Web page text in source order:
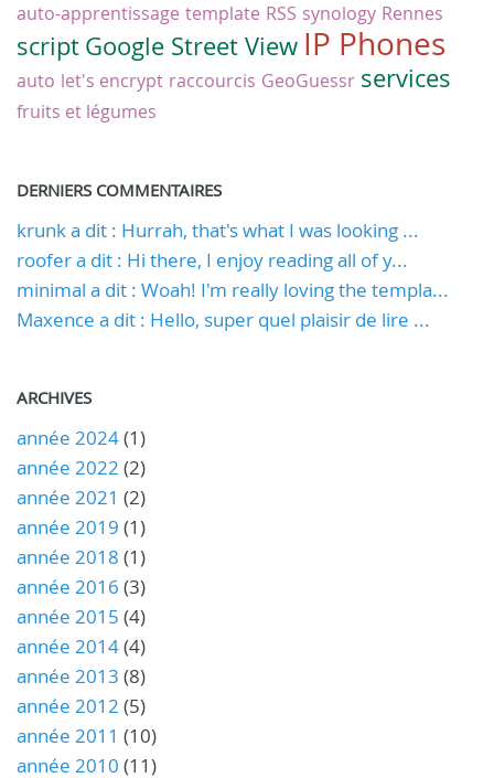
auto-apprentissage template RSS synology Rennes
script Google Street View IP Phones
auto let's encrypt raccourcis GeoGuessr services
fruits et légumes
DERNIERS COMMENTAIRES
krunk a dit : Hurrah, that's what I was looking ...
roofer a dit : Hi there, I enjoy reading all of y...
minimal a dit : Woah! I'm really loving the templa...
Maxence a dit : Hello, super quel plaisir de lire ...
ARCHIVES
année 2024(1)
année 2022 (2)
année 2021 (2)
année 2019 (1)
année 2018 (1)
année 2016 (3)
année 2015 (4)
année 2014(4)
année 2013 (8)
année 2012 (5)
année 2011 (10)
année 2010 (11)